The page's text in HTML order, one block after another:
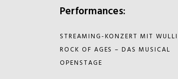
Performances:
STREAMING-KONZERT MIT
ROCK OF AGES – DAS MUSICAL
OPENSTAGE